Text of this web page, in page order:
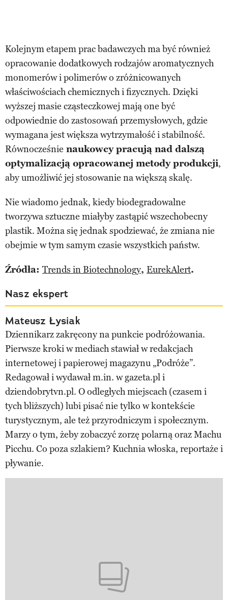
Kolejnym etapem prac badawczych ma być również
opracowanie dodatkowych rodzajów aromatycznych
monomerów i polimerów o zróżnicowanych
właściwościach chemicznych i fizycznych. Dzięki
wyższej masie cząsteczkowej mają one być
odpowiednie do zastosowań przemysłowych, gdzie
wymagana jest większa wytrzymałość i stabilność.
Równocześnie naukowcy pracują nad dalszą
optymalizacją opracowanej metody produkcji,
aby umożliwić jej stosowanie na większą skalę.
Nie wiadomo jednak, kiedy biodegradowalne
tworzywa sztuczne miałyby zastąpić wszechobecny
plastik. Można się jednak spodziewać, że zmiana nie
obejmie w tym samym czasie wszystkich państw.
Źródła: Trends in Biotechnology, EurekAlert.
Nasz ekspert
Mateusz Łysiak
Dziennikarz zakręcony na punkcie podróżowania.
Pierwsze kroki w mediach stawiał w redakcjach
internetowej i papierowej magazynu „Podróże”.
Redagował i wydawał m.in. w gazeta.pl i
dziendobrytvn.pl. O odległych miejscach (czasem i
tych bliższych) lubi pisać nie tylko w kontekście
turystycznym, ale też przyrodniczym i społecznym.
Marzy o tym, żeby zobaczyć zorzę polarną oraz Machu
Picchu. Co poza szlakiem? Kuchnia włoska, reportaże i
pływanie.